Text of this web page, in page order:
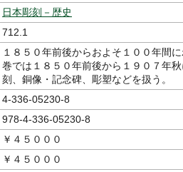
日本彫刻－歴史
712.1
１８５０年前後からおよそ１００年間
巻では１８５０年前後から１９０７年
刻、銅像・記念碑、彫塑などを扱う。
4-336-05230-8
978-4-336-05230-8
￥４５０００
￥４５０００